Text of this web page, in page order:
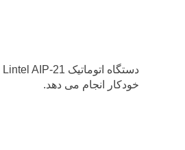
خودکار انجام می دهد.